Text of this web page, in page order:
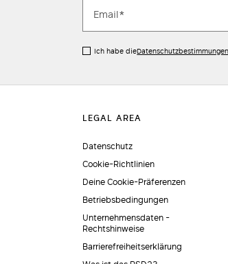
Ich habe die
Datenschutz
Cookie-Richtlinien
Deine Cookie-Präferenzen
Betriebsbedingungen
Unternehmensdaten -
Rechtshinweise
Barrierefreiheitserklärung